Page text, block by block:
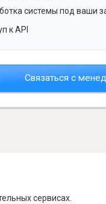
системы под ваши
к API
Связаться с
сервисах.